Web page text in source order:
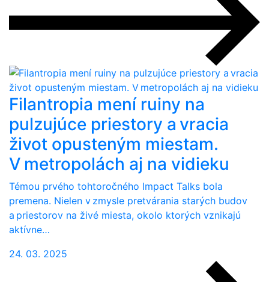
Filantropia mení ruiny na
pulzujúce priestory a vracia
život opusteným miestam.
V metropolách aj na vidieku
Témou prvého tohtoročného Impact Talks bola
premena. Nielen v zmysle pretvárania starých budov
a priestorov na živé miesta, okolo ktorých vznikajú
aktívne…
24. 03. 2025